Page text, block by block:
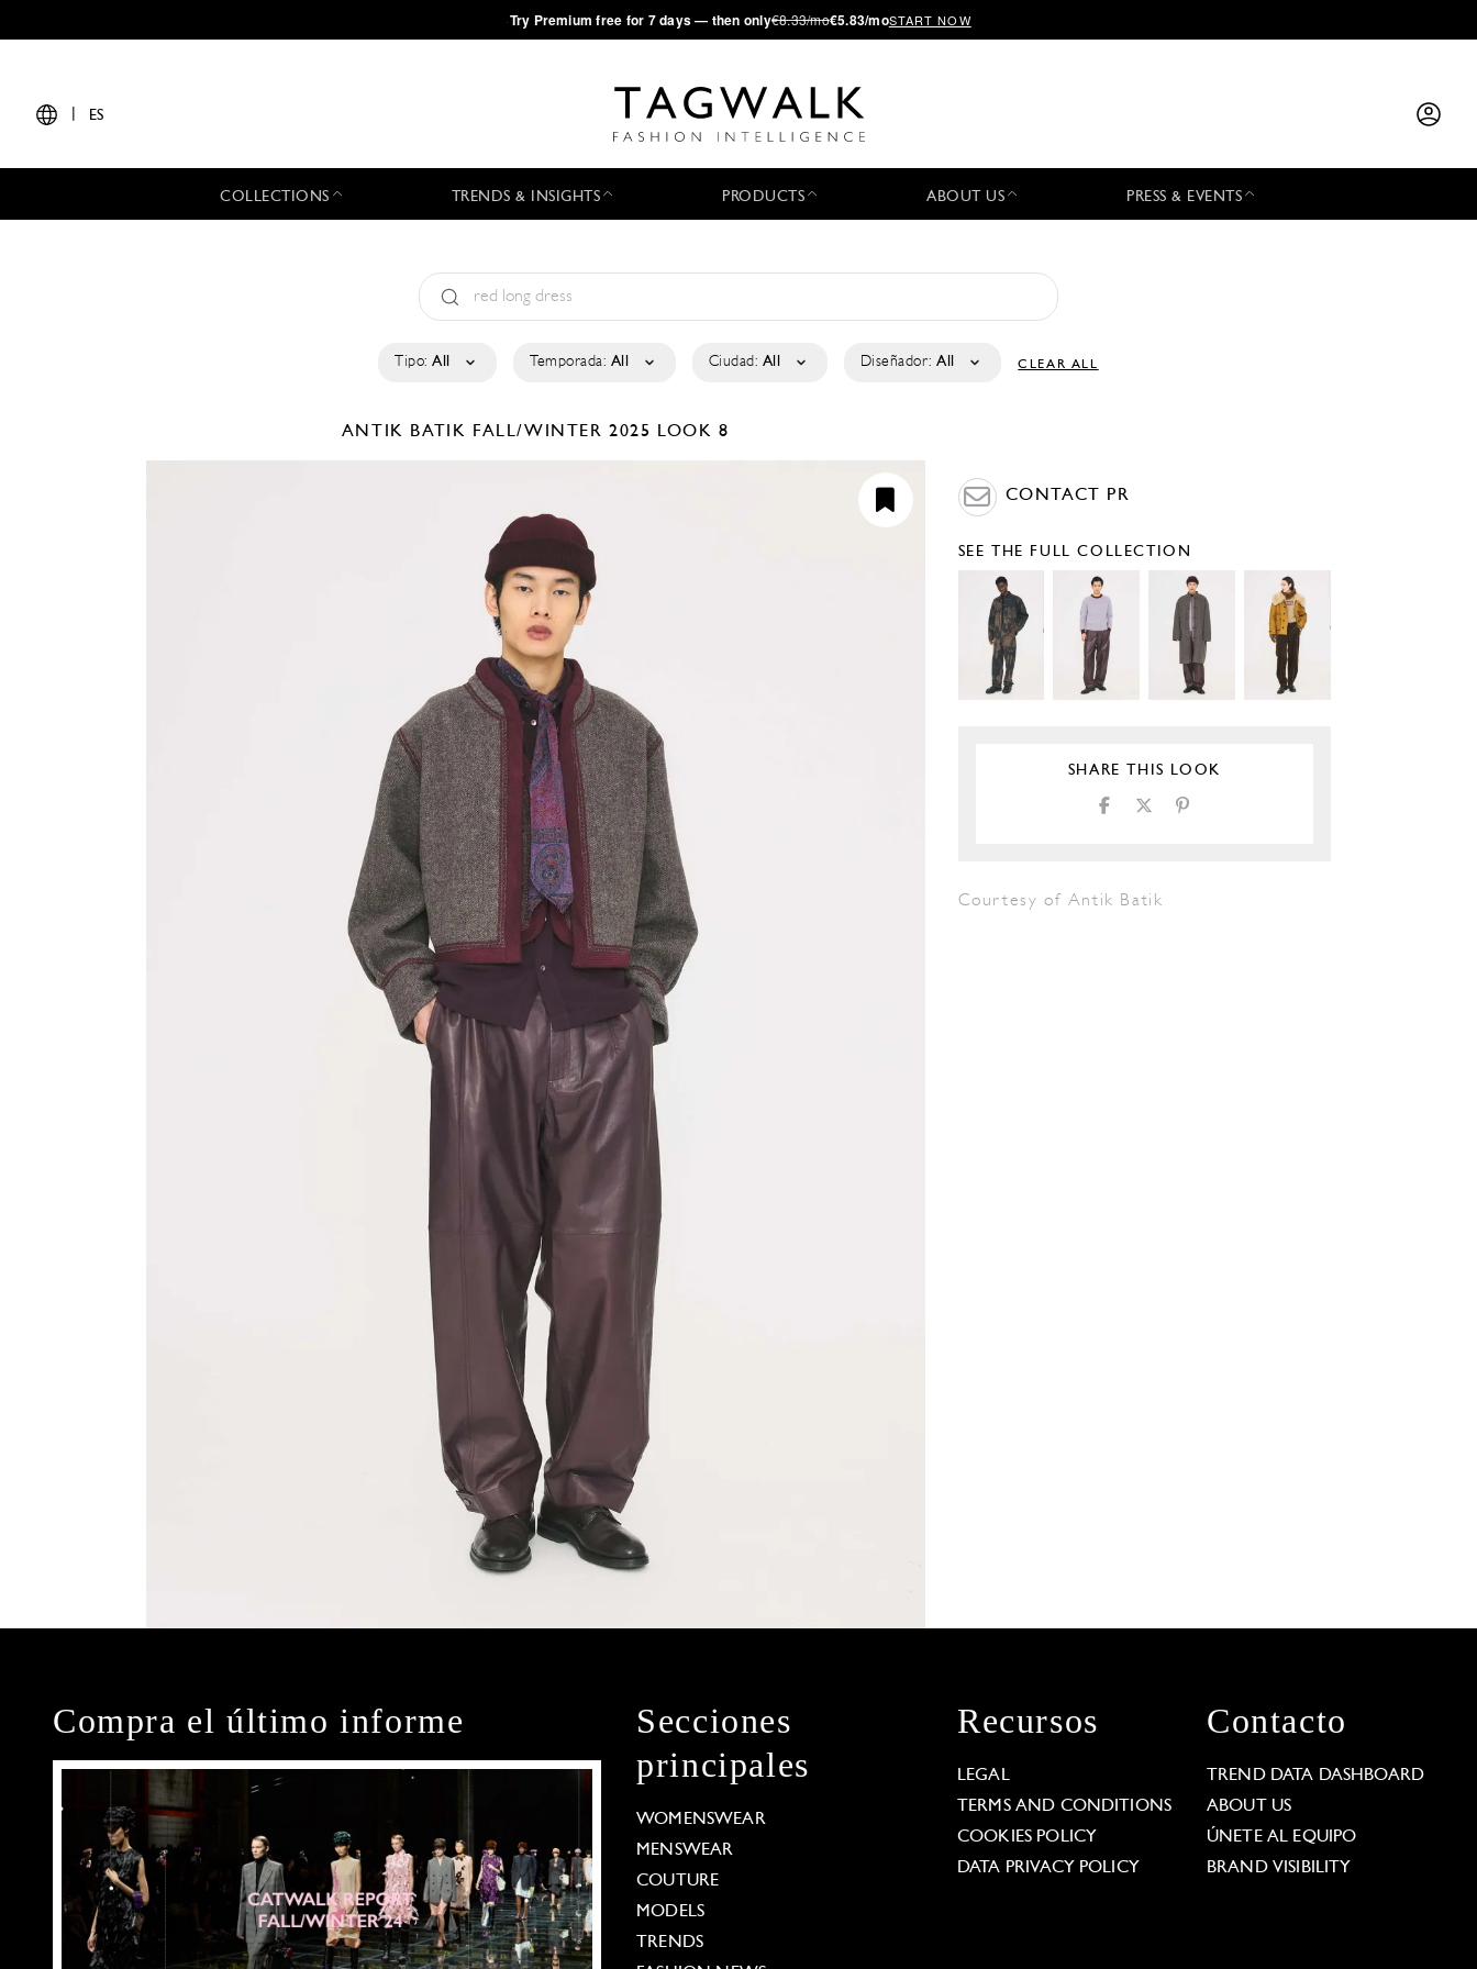
·Try Premium free for 7 days — then only€8.33/mo€5.83/moSTART NOW
ES
COLLECTIONS TRENDS & INSIGHTS PRODUCTS ABOUT US PRESS & EVENTS
Tipo: All Temporada: All Ciudad: All Diseñador: All CLEAR ALL
ANTIK BATIK FALL/WINTER 2025 LOOK 8
CONTACT PR
SEE THE FULL COLLECTION
SHARE THIS LOOK
Courtesy of Antik Batik
Compra el último informe
Secciones
principales
WOMENSWEAR
MENSWEAR
COUTURE
MODELS
TRENDS
Recursos
LEGAL
TERMS AND CONDITIONS
COOKIES POLICY
DATA PRIVACY POLICY
Contacto
TREND DATA DASHBOARD
ABOUT US
ÚNETE AL EQUIPO
BRAND VISIBILITY